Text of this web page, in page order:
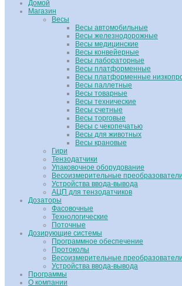
Домой
Магазин
Весы
Весы автомобильные
Весы железнодорожные
Весы медицинские
Весы конвейерные
Весы лабораторные
Весы платформенные
Весы платформенные
Весы паллетные
Весы товарные
Весы технические
Весы счетные
Весы торговые
Весы с чекопечатью
Весы для животных
Весы крановые
Гири
Тензодатчики
Упаковочное оборудование
Весоизмерительные преобразователи
Устройства ввода-вывода
АЦП для тензодатчиков
Дозаторы
Фасовочные
Технологические
Поточные
Дозирующие системы
Программное обеспечение
Протоколы
Весоизмерительные преобразователи
Устройства ввода-вывода
Программы
О компании